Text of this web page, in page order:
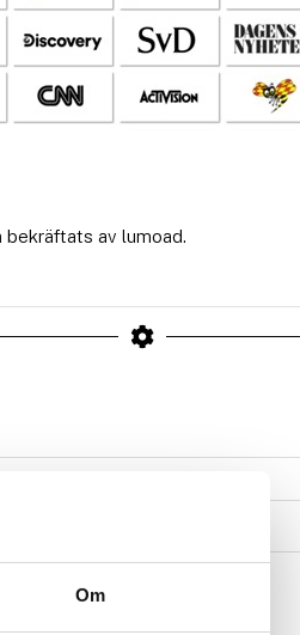
Om
bekräftats av lumoad.